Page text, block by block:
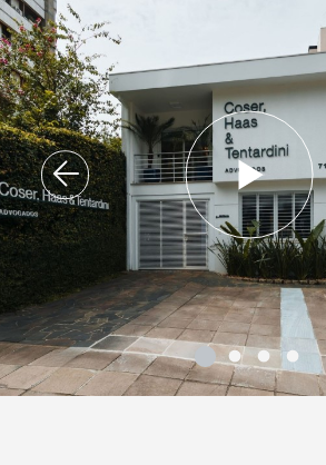
RESULTADOS
CONTATO